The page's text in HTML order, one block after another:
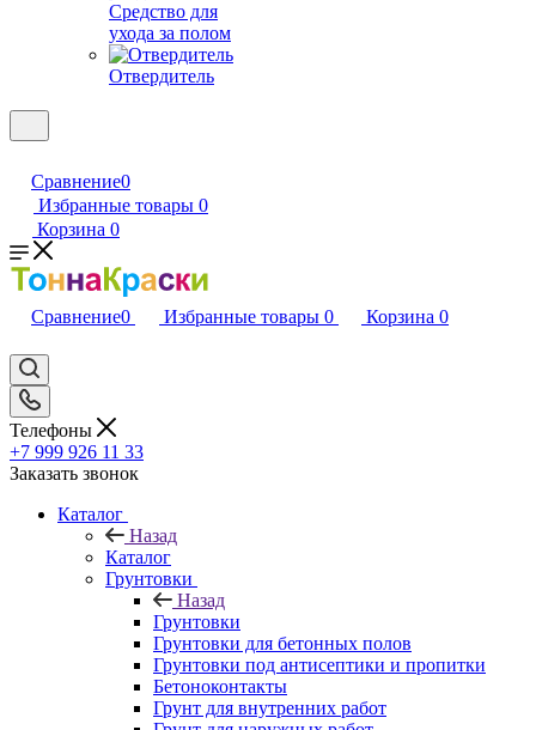
Средство для
ухода за полом
Отвердитель
Сравнение0
Избранные товары 0
Корзина 0
Сравнение0 Избранные товары 0 Корзина 0
Телефоны
+7 999 926 11 33
Заказать звонок
Каталог
Назад
Каталог
Грунтовки
Назад
Грунтовки
Грунтовки для бетонных полов
Грунтовки под антисептики и пропитки
Бетоноконтакты
Грунт для внутренних работ